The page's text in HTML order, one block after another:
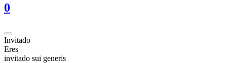
0
Invitado
Eres
invitado sui generis